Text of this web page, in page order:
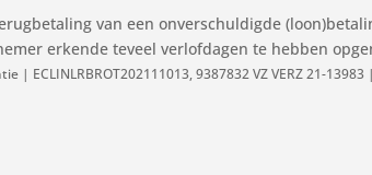
van een onverschuldigde
erkende teveel verlofdagen te hebben
ECLINLRBROT202111013, 9387832 VZ VERZ 21-13983